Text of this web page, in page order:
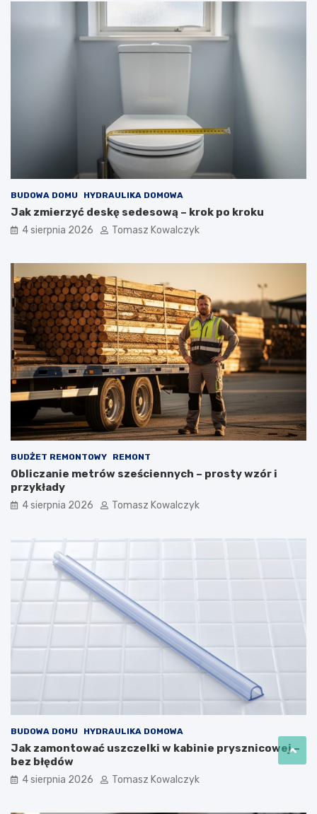
BUDOWA DOMU HYDRAULIKA DOMOWA
Jak zmierzyć deskę sedesową – krok po kroku
4 sierpnia 2026 Tomasz Kowalczyk
BUDŻET REMONTOWY REMONT
Obliczanie metrów sześciennych – prosty wzór i
przykłady
4 sierpnia 2026 Tomasz Kowalczyk
BUDOWA DOMU HYDRAULIKA DOMOWA
Jak zamontować uszczelki w kabinie prysznicowej –
bez błędów
4 sierpnia 2026 Tomasz Kowalczyk